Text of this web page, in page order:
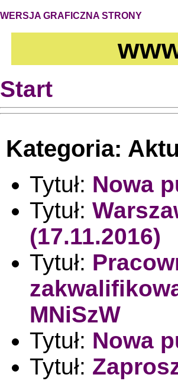
WERSJA GRAFICZNA STRONY
Start
Kategoria:
Tytuł: Nowa
Tytuł:
(17.11.2016)
Tytuł:
MNiSzW
Tytuł: Nowa
Tytuł: